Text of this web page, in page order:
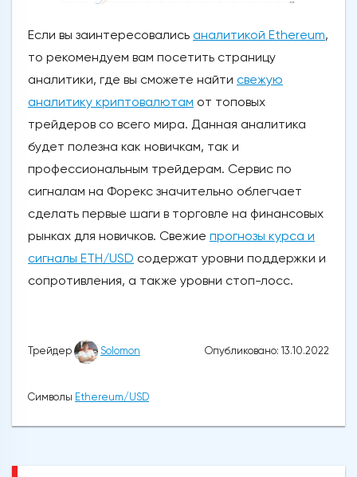
Если вы заинтересовались аналитикой Ethereum,
то рекомендуем вам посетить страницу
аналитики, где вы сможете найти свежую
аналитику криптовалютам от топовых
трейдеров со всего мира. Данная аналитика
будет полезна как новичкам, так и
профессиональным трейдерам. Сервис по
сигналам на Форекс значительно облегчает
сделать первые шаги в торговле на финансовых
рынках для новичков. Свежие прогнозы курса и
сигналы ETH/USD содержат уровни поддержки и
сопротивления, а также уровни стоп-лосс.
Трейдер Solomon Опубликовано: 13.10.2022
Символы Ethereum/USD